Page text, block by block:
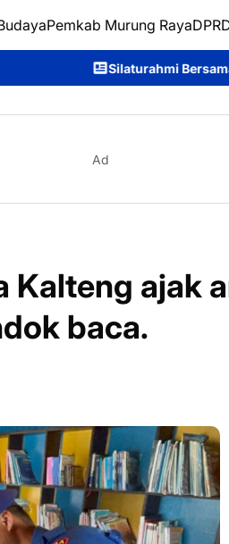
Pemkab Murung Raya
Bersama Taruna Akpol,
Ad
Kalteng ajak
baca.